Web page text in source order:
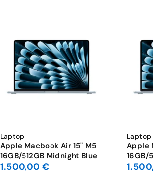
Laptop
Apple Macbook Air 15" M5
16GB/512GB Midnight Blue
1.500,00 €
Laptop
Apple
16GB/